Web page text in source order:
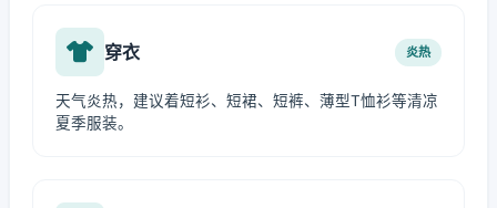
穿衣 炎热
天气炎热，建议着短衫、短裙、短裤、薄型T恤衫等清凉
夏季服装。